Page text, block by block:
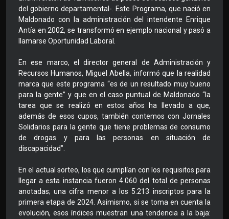
del gobierno departamental-. Este Programa, que nació en
Maldonado con la administración del intendente Enrique
Antía en 2002, se transformó en ejemplo nacional y pasó a
llamarse Oportunidad Laboral.
En ese marco, el director general de Administración y
Recursos Humanos, Miguel Abella, informó que la realidad
marca que este programa “es de un resultado muy bueno
para la gente” y que en el caso puntual de Maldonado “la
tarea que se realizó en estos años ha llevado a que,
además de esos cupos, también contemos con Jornales
Solidarios para la gente que tiene problemas de consumo
de drogas y para las personas en situación de
discapacidad”.
En el actual sorteo, los que cumplían con los requisitos para
llegar a esta instancia fueron 4.060 del total de personas
anotadas; una cifra menor a los 5.213 inscriptos para la
primera etapa de 2024. Asimismo, si se toma en cuenta la
evolución, esos índices muestran una tendencia a la baja: